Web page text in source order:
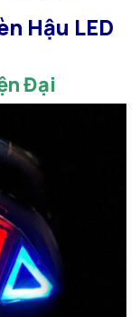
Hậu LED
Đại